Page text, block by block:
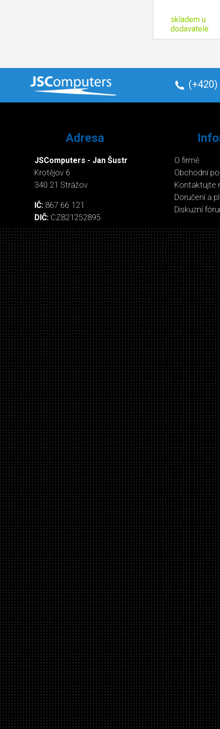
skladem u
dodavatele
(+420)
Adresa
JSComputers - Jan Šustr
Krotějov 6
340 21 Strážov
IČ: 867 66 121
DIČ: CZ821252895
O firmě
Obchodní
Kontaktujte
Doručení a
Diskuzní